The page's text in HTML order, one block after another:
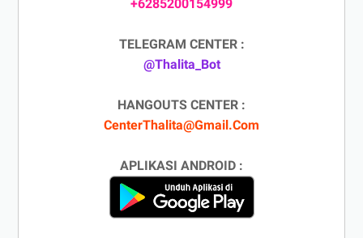
+6285200154999
TELEGRAM CENTER :
@Thalita_Bot
HANGOUTS CENTER :
CenterThalita@Gmail.Com
APLIKASI ANDROID :